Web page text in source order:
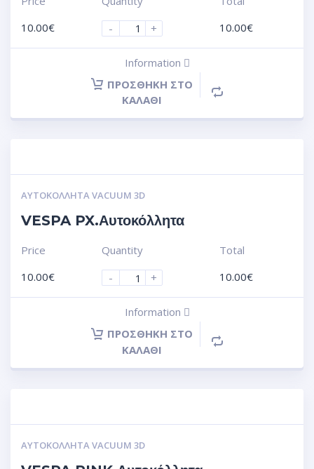
10.00€
-
+
10.00€
Information
ΠΡΟΣΘΉΚΗ ΣΤΟ
ΚΑΛΆΘΙ
ΑΥΤΟΚΌΛΛΗΤΑ VACUUM 3D
VESPA PX.Αυτοκόλλητα
Price
10.00€
Quantity
-
+
Total
10.00€
Information
ΠΡΟΣΘΉΚΗ ΣΤΟ
ΚΑΛΆΘΙ
ΑΥΤΟΚΌΛΛΗΤΑ VACUUM 3D